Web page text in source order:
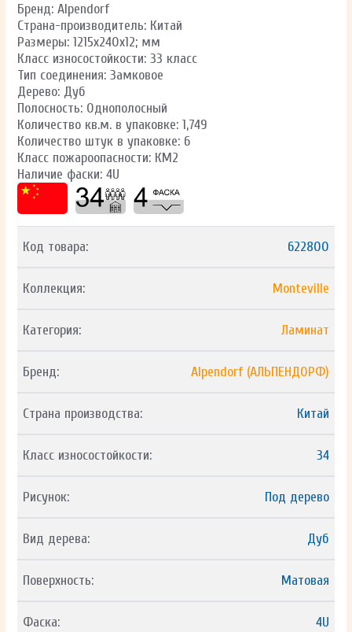
Бренд: Alpendorf
Страна-производитель: Китай
Размеры: 1215х240х12; мм
Класс износостойкости: 33 класс
Тип соединения: Замковое
Дерево: Дуб
Полосность: Однополосный
Количество кв.м. в упаковке: 1,749
Количество штук в упаковке: 6
Класс пожароопасности: КМ2
Наличие фаски: 4U
Код товара: 622800
Коллекция: Monteville
Категория: Ламинат
Бренд: Alpendorf (АЛЬПЕНДОРФ)
Страна производства: Китай
Класс износостойкости: 34
Рисунок: Под дерево
Вид дерева: Дуб
Поверхность: Матовая
Фаска: 4U